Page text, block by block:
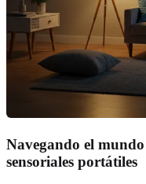
Navegando el
sensoriales portátiles